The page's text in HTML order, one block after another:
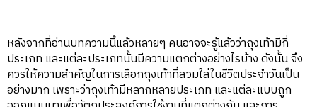
หลังจากที่อ่านบทความนี้แล้วหลายๆ คนอาจจะรู้แล้วว่าถุงเท้ามีกี่
ประเภท และแต่ละประเภทนั้นมีความแตกต่างอย่างไรบ้าง ดังนั้น จึง
ควรให้ความสำคัญในการเลือกถุงเท้าที่สวมใส่ในชีวิตประจำวันเป็น
อย่างมาก เพราะว่าถุงเท้ามีหลากหลายประเภท และแต่ละแบบถูก